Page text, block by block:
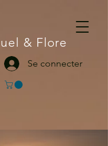
& Flore
Se connecter